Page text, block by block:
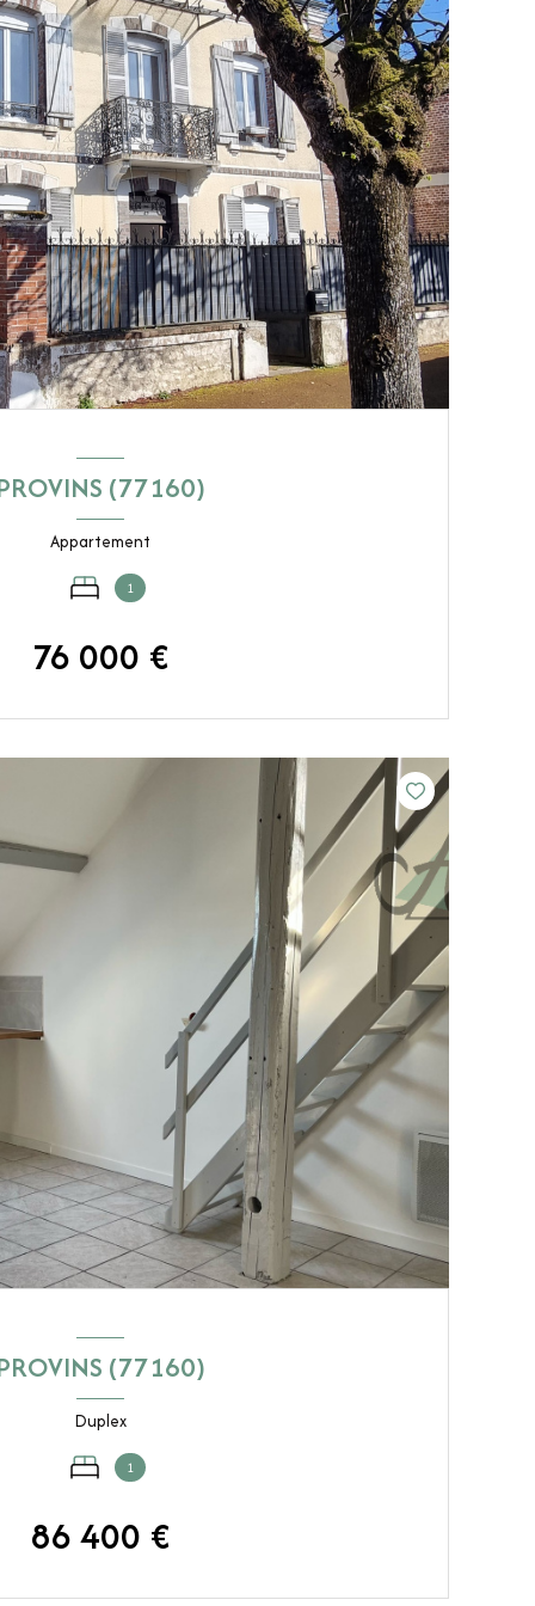
(77160)
Appartement
1
76 000 €
VOIR LE BIEN
(77160)
Duplex
1
86 400 €
VOIR LE BIEN